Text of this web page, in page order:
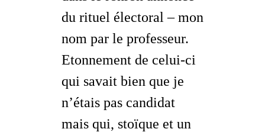
du rituel électoral – mon
nom par le professeur.
Etonnement de celui-ci
qui savait bien que je
n’étais pas candidat
mais qui, stoïque et un